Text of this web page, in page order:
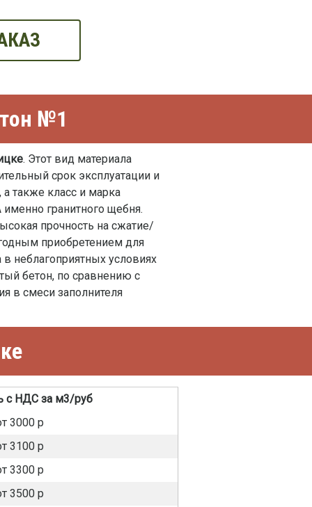
№1
. Этот вид материала
срок эксплуатации и
также класс и марка
гранитного щебня.
прочность на сжатие/
приобретением для
неблагоприятных условиях
бетон, по сравнению с
в смеси заполнителя
с НДС за м3/руб
3000 р
3100 р
3300 р
3500 р